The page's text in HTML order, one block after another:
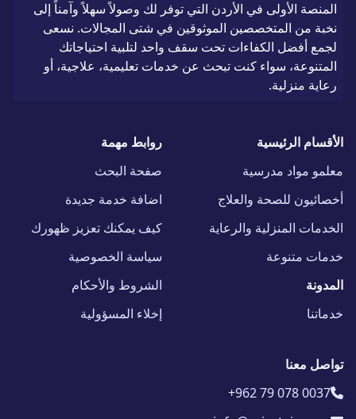
المنصة الأولى في الأردن التي توفر لك وصولاً سهلاً وآمناً إلى
نخبة من المتخصصين الموثوقين في شتى المجالات. نسعى
لجمع أفضل الكفاءات تحت سقف واحد لتلبية احتياجاتك
المتنوعة، سواء كنت تبحث عن خدمات تعليمية، علاجية، أو
رعاية منزلية.
الأقسام الرئيسية
معلمو مواد مدرسية
أخصائيون للصحة والعلاج
الخدمات المنزلية والرعاية
خدمات متنوعة
المدونة
خدماتنا
روابط مهمة
صفحة البحث
اضافة خدمة جديدة
كيف يمكنك تعزيز ظهورك
سياسة الخصوصية
الشروط والأحكام
إخلاء المسؤولية
تواصل معنا
+962 79 078 0037